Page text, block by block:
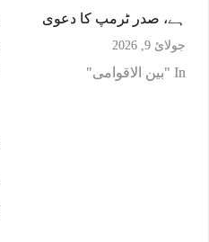
ہے، صدر ٹرمپ کا دعوی
جولائ 9, 2026
In "بین الاقوامی"